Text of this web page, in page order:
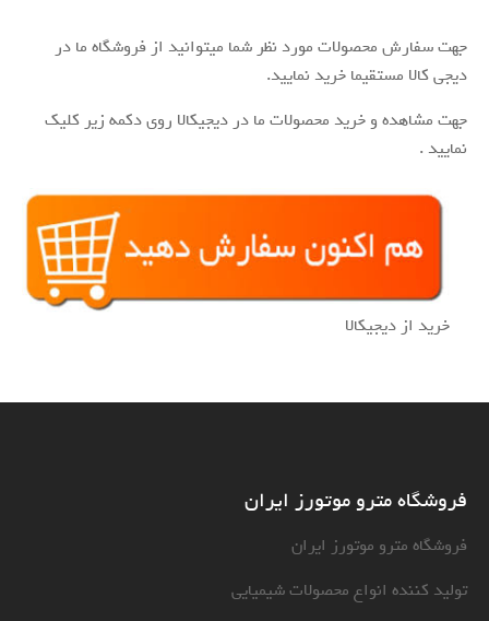
جهت سفارش محصولات مورد نظر شما میتوانید از فروشگاه ما در
دیجی کالا مستقیما خرید نمایید.
جهت مشاهده و خرید محصولات ما در دیجیکالا روی دکمه زیر کلیک
نمایید .
خرید از دیجیکالا
فروشگاه مترو موتورز ایران
فروشگاه مترو موتورز ایران
تولید کننده انواع محصولات شیمیایی